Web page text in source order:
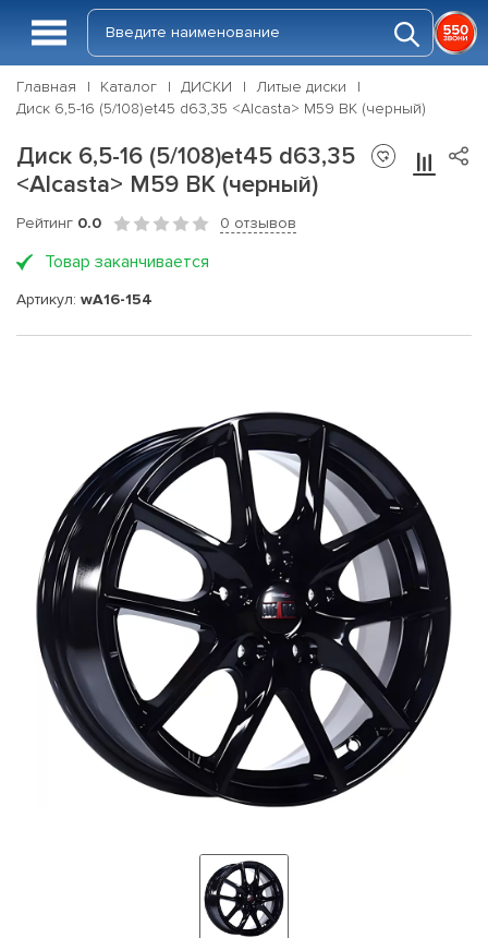
Главная Каталог ДИСКИ
Литые диски
Диск 6,5-16 (5/108)et45 d63,35 <Alcasta> M59 BK (черный)
Диск 6,5-16 (5/108)et45 d63,35
<Alcasta> M59 BK (черный)
Рейтинг 0.0 0 отзывов
Товар заканчивается
Артикул: wA16-154